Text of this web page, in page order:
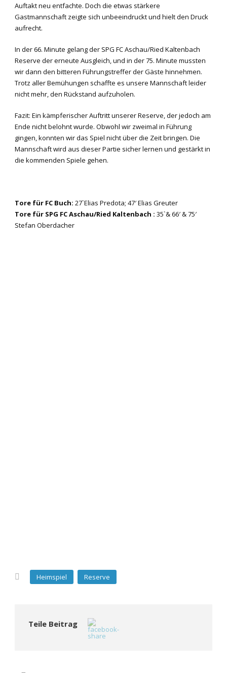
Auftakt neu entfachte. Doch die etwas stärkere
Gastmannschaft zeigte sich unbeeindruckt und hielt den Druck
aufrecht.
In der 66. Minute gelang der SPG FC Aschau/Ried Kaltenbach
Reserve der erneute Ausgleich, und in der 75. Minute mussten
wir dann den bitteren Führungstreffer der Gäste hinnehmen.
Trotz aller Bemühungen schaffte es unsere Mannschaft leider
nicht mehr, den Rückstand aufzuholen.
Fazit: Ein kämpferischer Auftritt unserer Reserve, der jedoch am
Ende nicht belohnt wurde. Obwohl wir zweimal in Führung
gingen, konnten wir das Spiel nicht über die Zeit bringen. Die
Mannschaft wird aus dieser Partie sicher lernen und gestärkt in
die kommenden Spiele gehen.
Tore für FC Buch: 27`Elias Predota; 47′ Elias Greuter
Tore für SPG FC Aschau/Ried Kaltenbach : 35`& 66′ & 75′
Stefan Oberdacher
Heimspiel Reserve
Teile Beitrag